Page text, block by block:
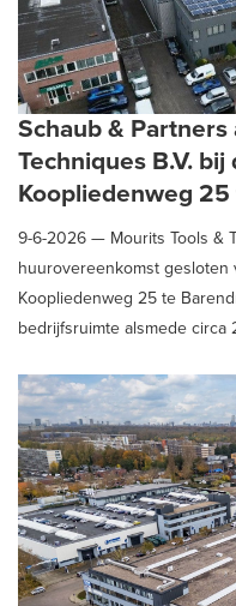
Schaub &
Techniques B.V.
Koopliedenweg
9-6-2026 — Mourits Tools &
huurovereenkomst
Koopliedenweg 25 te
bedrijfsruimte alsmede circa
de verdere groei van haar